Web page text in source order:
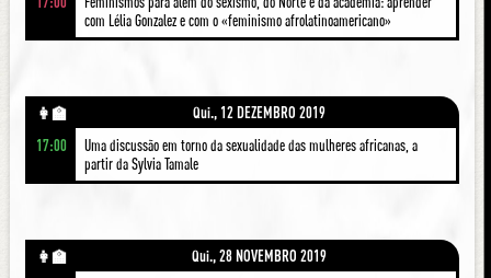
com Lélia Gonzalez e com o «feminismo afrolatinoamericano»
👩‍🏫
Qui., 12 DEZEMBRO 2019
17:00
Uma discussão em torno da sexualidade das mulheres africanas, a
partir da Sylvia Tamale
👩‍🏫
Qui., 28 NOVEMBRO 2019